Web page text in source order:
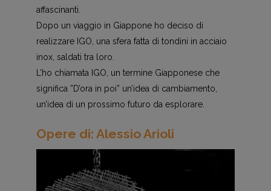
affascinanti.
Dopo un viaggio in Giappone ho deciso di
realizzare IGO, una sfera fatta di tondini in acciaio
inox, saldati tra loro.
L’ho chiamata IGO, un termine Giapponese che
significa ”D’ora in poi” un’idea di cambiamento,
un’idea di un prossimo futuro da esplorare.
Opere di: Alessio Arioli